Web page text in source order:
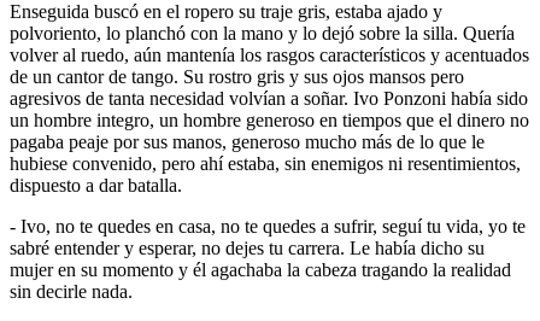
Enseguida buscó en el ropero su traje gris, estaba ajado y
polvoriento, lo planchó con la mano y lo dejó sobre la silla. Quería
volver al ruedo, aún mantenía los rasgos característicos y acentuados
de un cantor de tango. Su rostro gris y sus ojos mansos pero
agresivos de tanta necesidad volvían a soñar. Ivo Ponzoni había sido
un hombre integro, un hombre generoso en tiempos que el dinero no
pagaba peaje por sus manos, generoso mucho más de lo que le
hubiese convenido, pero ahí estaba, sin enemigos ni resentimientos,
dispuesto a dar batalla.
- Ivo, no te quedes en casa, no te quedes a sufrir, seguí tu vida, yo te
sabré entender y esperar, no dejes tu carrera. Le había dicho su
mujer en su momento y él agachaba la cabeza tragando la realidad
sin decirle nada.